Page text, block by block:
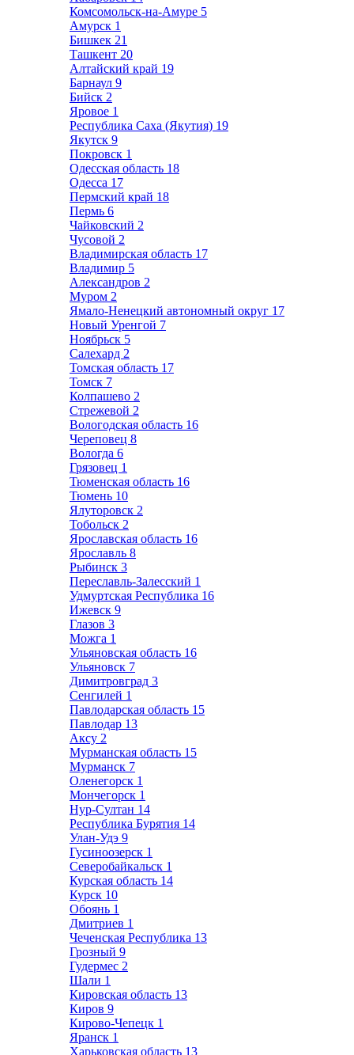
Комсомольск-на-Амуре 5
Амурск 1
Бишкек 21
Ташкент 20
Алтайский край 19
Барнаул 9
Бийск 2
Яровое 1
Республика Саха (Якутия) 19
Якутск 9
Покровск 1
Одесская область 18
Одесса 17
Пермский край 18
Пермь 6
Чайковский 2
Чусовой 2
Владимирская область 17
Владимир 5
Александров 2
Муром 2
Ямало-Ненецкий автономный округ 17
Новый Уренгой 7
Ноябрьск 5
Салехард 2
Томская область 17
Томск 7
Колпашево 2
Стрежевой 2
Вологодская область 16
Череповец 8
Вологда 6
Грязовец 1
Тюменская область 16
Тюмень 10
Ялуторовск 2
Тобольск 2
Ярославская область 16
Ярославль 8
Рыбинск 3
Переславль-Залесский 1
Удмуртская Республика 16
Ижевск 9
Глазов 3
Можга 1
Ульяновская область 16
Ульяновск 7
Димитровград 3
Сенгилей 1
Павлодарская область 15
Павлодар 13
Аксу 2
Мурманская область 15
Мурманск 7
Оленегорск 1
Мончегорск 1
Нур-Султан 14
Республика Бурятия 14
Улан-Удэ 9
Гусиноозерск 1
Северобайкальск 1
Курская область 14
Курск 10
Обоянь 1
Дмитриев 1
Чеченская Республика 13
Грозный 9
Гудермес 2
Шали 1
Кировская область 13
Киров 9
Кирово-Чепецк 1
Яранск 1
Харьковская область 13